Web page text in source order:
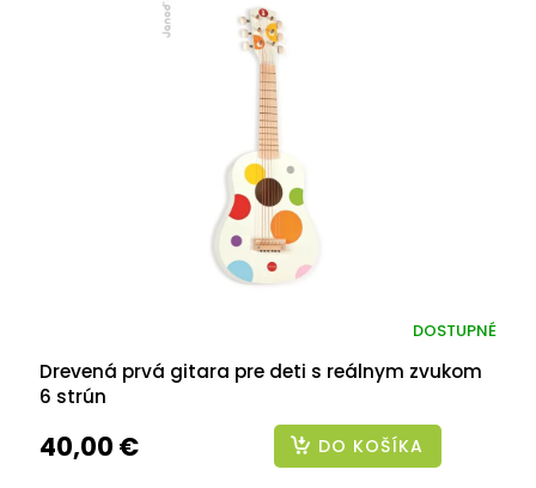
Drevená prvá gitara pre deti s reálnym zvukom
6 strún
DOSTUPNÉ
40,00 € DO KOŠÍKA